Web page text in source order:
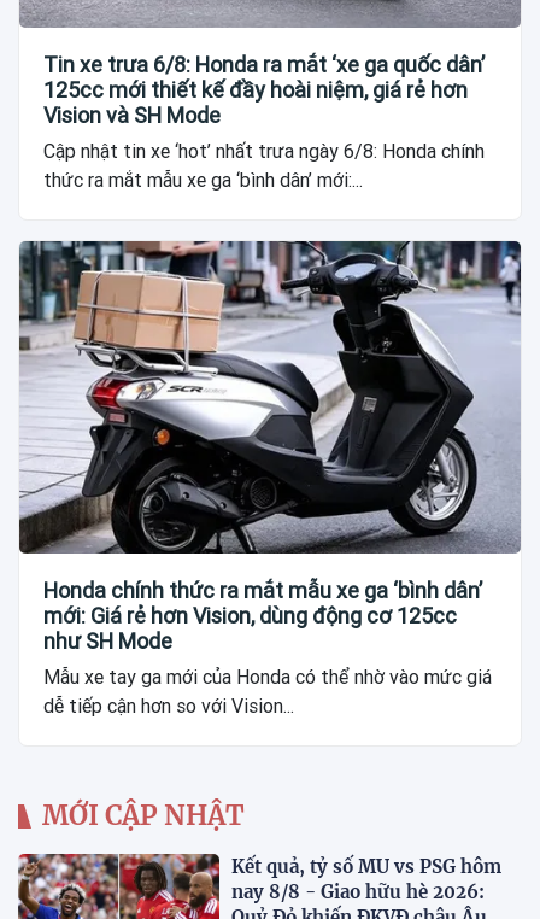
Tin xe trưa 6/8: Honda ra mắt ‘xe ga quốc dân’
125cc mới thiết kế đầy hoài niệm, giá rẻ hơn
Vision và SH Mode
Cập nhật tin xe ‘hot’ nhất trưa ngày 6/8: Honda chính
thức ra mắt mẫu xe ga ‘bình dân’ mới:...
Honda chính thức ra mắt mẫu xe ga ‘bình dân’
mới: Giá rẻ hơn Vision, dùng động cơ 125cc
như SH Mode
Mẫu xe tay ga mới của Honda có thể nhờ vào mức giá
dễ tiếp cận hơn so với Vision...
MỚI CẬP NHẬT
Kết quả, tỷ số MU vs PSG hôm
nay 8/8 - Giao hữu hè 2026: